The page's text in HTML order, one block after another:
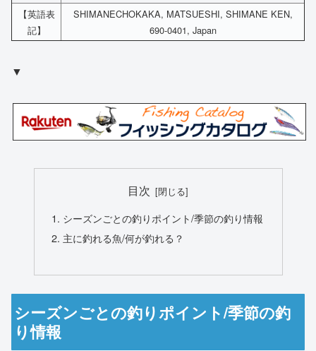
【英語表
記】
SHIMANECHOKAKA, MATSUESHI, SHIMANE KEN,
690-0401, Japan
▼
目次
シーズンごとの釣りポイント/季節の釣り情報
主に釣れる魚/何が釣れる？
シーズンごとの釣りポイント/季節の釣
り情報